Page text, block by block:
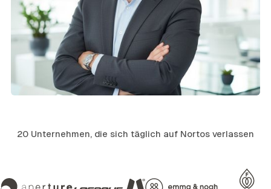
20 Unternehmen, die sich täglich auf Nortos verlassen